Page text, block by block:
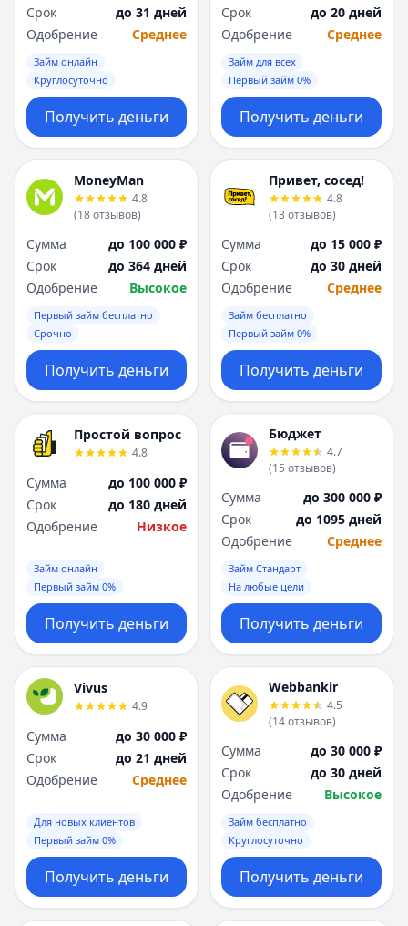
Срок
до 31 дней
Одобрение
Среднее
Займ онлайн
Круглосуточно
Получить деньги
Срок
до 20 дней
Одобрение
Среднее
Займ для всех
Первый займ 0%
Получить деньги
MoneyMan
4.8
(18отзывов)
Сумма
до 100 000 ₽
Срок
до 364 дней
Одобрение
Высокое
Первый займ бесплатно
Срочно
Получить деньги
Привет, сосед!
4.8
(13 отзывов)
Сумма
до 15 000 ₽
Срок
до 30 дней
Одобрение
Среднее
Займ бесплатно
Первый займ 0%
Получить деньги
Простой вопрос
4.8
Сумма
до 100 000 ₽
Срок
до 180 дней
Одобрение
Низкое
Займ онлайн
Первый займ 0%
Получить деньги
Бюджет
4.7
(15 отзывов)
Сумма
до 300 000 ₽
Срок
до 1095 дней
Одобрение
Среднее
Займ Стандарт
На любые цели
Получить деньги
Vivus
4.9
Сумма
до 30 000 ₽
Срок
до 21 дней
Одобрение
Среднее
Для новых клиентов
Первый займ 0%
Получить деньги
Webbankir
4.5
(14отзывов)
Сумма
до 30 000 ₽
Срок
до 30 дней
Одобрение
Высокое
Займ бесплатно
Круглосуточно
Получить деньги